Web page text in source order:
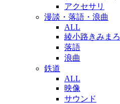
アクセサリ
漫談・落語・浪曲
ALL
綾小路きみまろ
落語
浪曲
鉄道
ALL
映像
サウンド